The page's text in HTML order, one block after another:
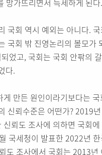
망가뜨리면서 득세하게 된다.
국회 역시 예외는 아니다.
국회 밖 진영논리의 볼모가
었고, 국회는 국회 안팎의
다.
만든 원인이라기보다는
신뢰수준은 어떤가? 2019
뢰도 조사에 의하면 국회
국세청이 발표한 2022년
도 조사에서 국회는 2013